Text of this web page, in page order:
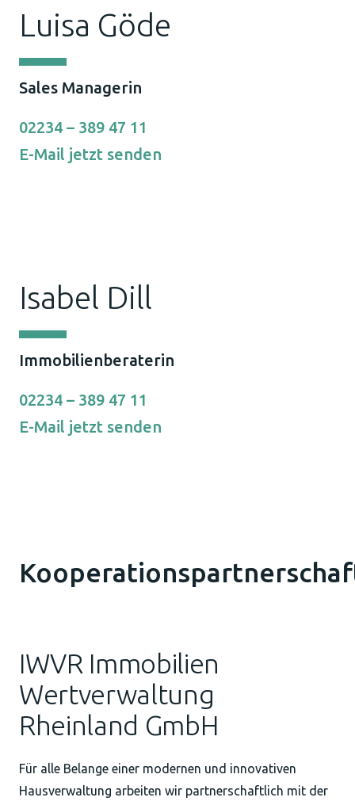
Luisa Göde
Sales Managerin
02234 – 389 47 11
E-Mail jetzt senden
Isabel Dill
Immobilienberaterin
02234 – 389 47 11
E-Mail jetzt senden
IWVR Immobilien
Wertverwaltung
Rheinland GmbH
Für alle Belange einer modernen und innovativen
Hausverwaltung arbeiten wir partnerschaftlich mit der